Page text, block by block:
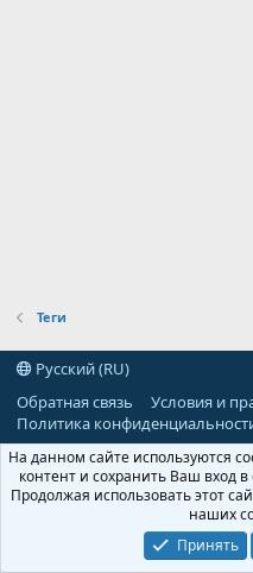
Теги
Русский (RU)
Обратная связь
Условия и
Политика
На данном сайте используются
контент и сохранить Ваш вход в
Продолжая использовать этот
наших
Принять